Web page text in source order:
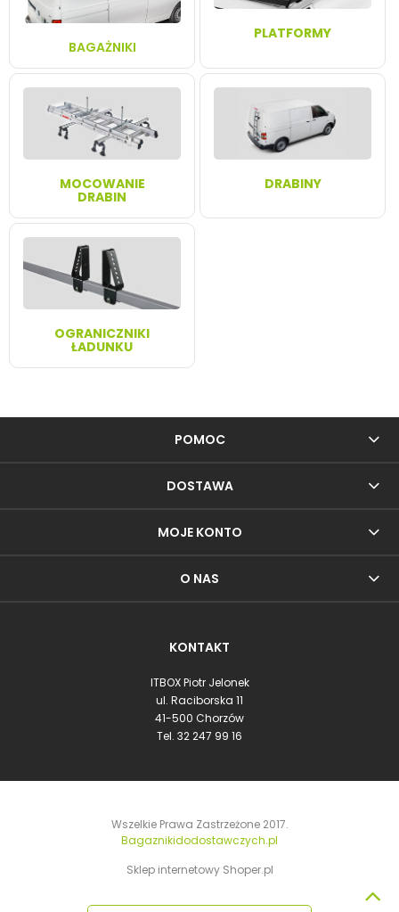
BAGAŻNIKI
PLATFORMY
MOCOWANIE
DRABIN
DRABINY
OGRANICZNIKI
ŁADUNKU
POMOC
DOSTAWA
MOJE KONTO
O NAS
KONTAKT
ITBOX Piotr Jelonek
ul. Raciborska 11
41-500 Chorzów
Tel. 32 247 99 16
Wszelkie Prawa Zastrzeżone 2017.
Bagaznikidodostawczych.pl
Sklep internetowy Shoper.pl